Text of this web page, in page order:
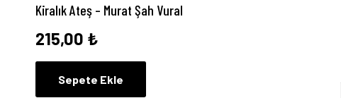
Kiralık Ateş – Murat Şah Vural
215,00 ₺
Sepete Ekle